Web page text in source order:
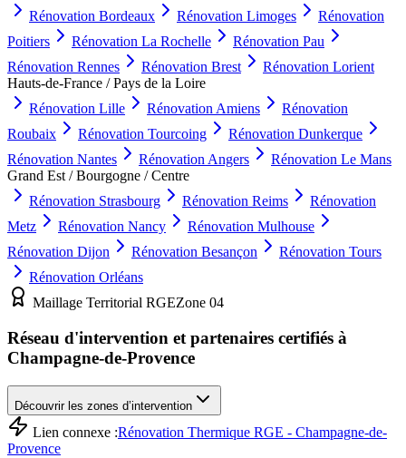
Rénovation Bordeaux Rénovation Limoges
Rénovation
Poitiers
Rénovation La Rochelle Rénovation Pau
Rénovation Rennes Rénovation Brest Rénovation Lorient
Hauts-de-France / Pays de la Loire
Rénovation Lille Rénovation Amiens
Rénovation
Roubaix
Rénovation Tourcoing Rénovation Dunkerque
Rénovation Nantes Rénovation Angers Rénovation Le Mans
Grand Est / Bourgogne / Centre
Rénovation Strasbourg Rénovation Reims
Rénovation
Metz
Rénovation Nancy Rénovation Mulhouse
Rénovation Dijon Rénovation Besançon Rénovation Tours
Rénovation Orléans
Maillage Territorial RGEZone 04
Réseau d'intervention et partenaires certifiés à
Champagne-de-Provence
Découvrir les zones d’intervention
Lien connexe :Rénovation Thermique RGE - Champagne-de-
Provence